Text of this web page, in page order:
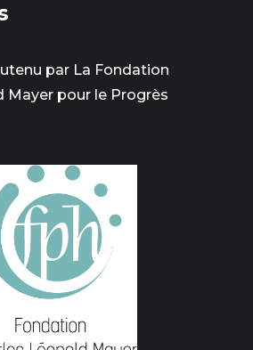
par La Fondation
Mayer pour le Progrès